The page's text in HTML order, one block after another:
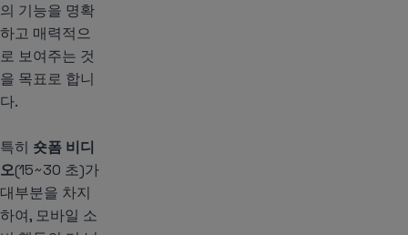
의 기능을 명확
하고 매력적으
로 보여주는 것
을 목표로 합니
다.
특히 숏폼 비디
오(15~30 초)가
대부분을 차지
하여, 모바일 소